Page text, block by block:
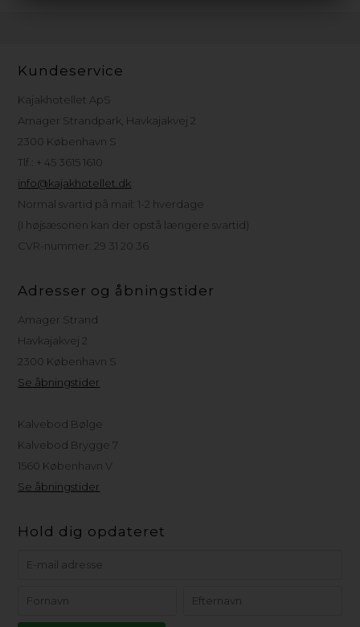
Kundeservice
Kajakhotellet ApS
Amager Strandpark, Havkajakvej 2
2300 København S
Tlf.: + 45 3615 1610
info@kajakhotellet.dk
Normal svartid på mail: 1-2 hverdage
(I højsæsonen kan der opstå længere svartid)
CVR-nummer: 29 31 20 36
Adresser og åbningstider
Amager Strand
Havkajakvej 2
2300 København S
Se åbningstider
Kalvebod Bølge
Kalvebod Brygge 7
1560 København V
Se åbningstider
Hold dig opdateret